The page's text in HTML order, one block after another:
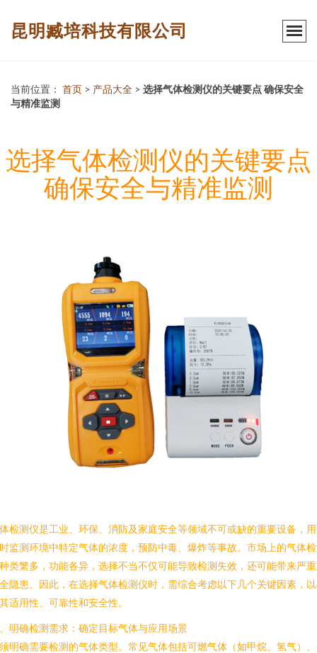
昆明臧培科技有限公司
当前位置： 首页 > 产品大全 > 选择气体检测仪的关键要点 确保安全
与精准监测
选择气体检测仪的关键要点
确保安全与精准监测
检测仪是工业、环保、消防及家庭安全等领域不可或缺的重要设备，
监测环境中特定气体的浓度，预防中毒、爆炸等事故。市场上的气体
类繁多，功能各异，选择不当不仅可能导致检测失效，还可能带来严
隐患。因此，在选择气体检测仪时，需综合考虑以下几个关键因素，
适用性、可靠性和安全性。
明确检测需求：确定目标气体与应用场景
明确需要检测的气体类型。常见气体包括可燃气体（如甲烷、氢气）